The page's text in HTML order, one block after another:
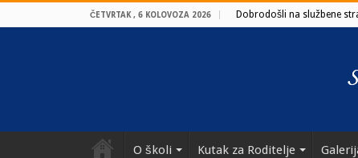
ČETVRTAK , 6 KOLOVOZA 2026 Dobrodošli na službene
O školi Kutak za Roditelje